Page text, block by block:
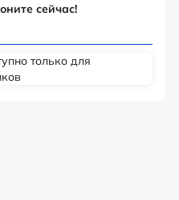
сейчас!
только для